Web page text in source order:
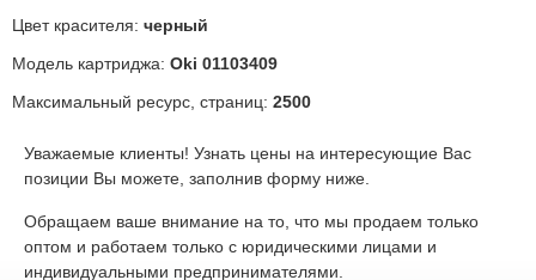
Цвет красителя: черный
Модель картриджа: Oki 01103409
Максимальный ресурс, страниц: 2500
Уважаемые клиенты! Узнать цены на интересующие Вас
позиции Вы можете, заполнив форму ниже.
Обращаем ваше внимание на то, что мы продаем только
оптом и работаем только с юридическими лицами и
индивидуальными предпринимателями.